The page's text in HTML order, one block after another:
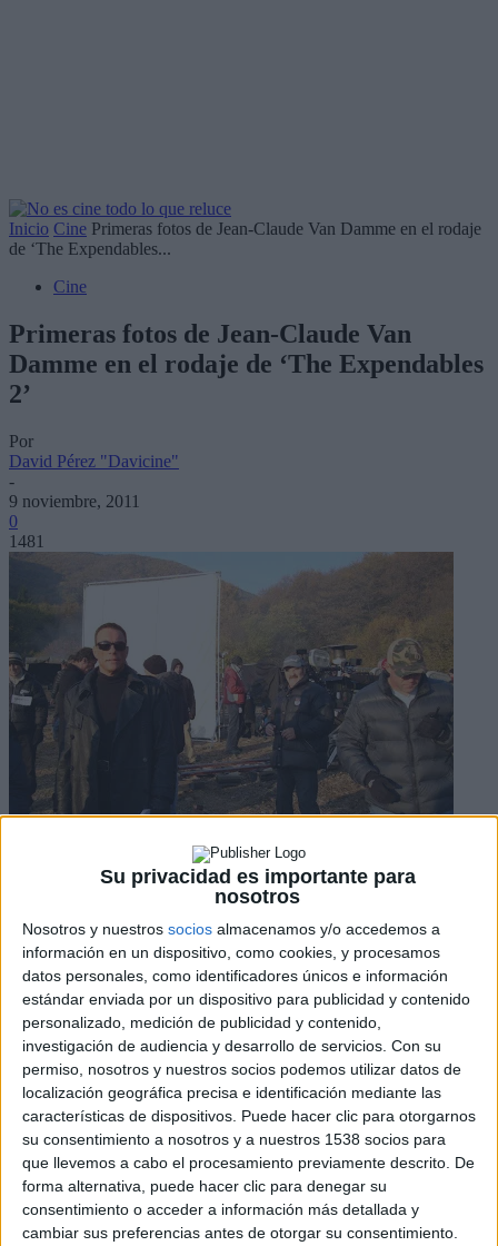
Su privacidad es importante para
nosotros
Nosotros y nuestros socios almacenamos y/o accedemos a
información en un dispositivo, como cookies, y procesamos
datos personales, como identificadores únicos e información
estándar enviada por un dispositivo para publicidad y contenido
personalizado, medición de publicidad y contenido,
investigación de audiencia y desarrollo de servicios. Con su
permiso, nosotros y nuestros socios podemos utilizar datos de
localización geográfica precisa e identificación mediante las
características de dispositivos. Puede hacer clic para otorgarnos
su consentimiento a nosotros y a nuestros 1538 socios para
que llevemos a cabo el procesamiento previamente descrito. De
forma alternativa, puede hacer clic para denegar su
consentimiento o acceder a información más detallada y
cambiar sus preferencias antes de otorgar su consentimiento.
Inicio Cine Primeras fotos de Jean-Claude Van Damme en el rodaje
de ‘The Expendables...
Cine
Primeras fotos de Jean-Claude Van
Damme en el rodaje de ‘The Expendables
2’
Por
David Pérez "Davicine"
-
9 noviembre, 2011
0
1481
Pinterest
WhatsApp
«¡Cuanto gallo en un mismo corral!» Esa es la frase con la que
podemos definir la secuela deLos mercenarios
Expendables
), que se está rodando en estos momentos en Bulgaria,
y como no queremos que nadie piense que tenemos predilección por
uno u otro gallo -perdón, estrella-, os estamos ofreciendo las
primeras fotos del rodaje de muchos de ellos.
Esta semana empezó con las fotos del set de rodaje búlgaro donde
vimos a
Sylvester Stallone, Chuck Norris, Randy Couture, Terry
Crews
Dolph Lundgren.
Anteriormente vimos la primera foto de
Stallone conArnold SchwarzeneggeryBruce Willis.
la primera serie de fotos de Jean-Claude Van Damme,que ya tiene
50 añitos, y los aparenta…